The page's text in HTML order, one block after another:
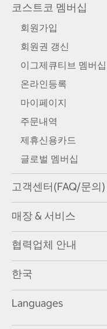
코스트코 멤버십
회원가입
회원권 갱신
이그제큐티브 멤버십
온라인등록
마이페이지
주문내역
제휴신용카드
글로벌 멤버십
고객센터(FAQ/문의)
매장 & 서비스
협력업체 안내
한국
Languages